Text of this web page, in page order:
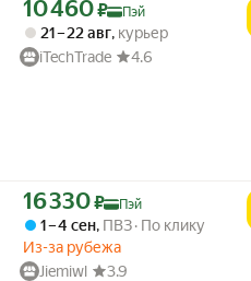
10 460₽ Пэй
21 – 22 авг, курьер
iTechTrade
4.6
Цена с картой Яндекс Пэй 16330 ₽
16 330₽ Пэй
1 – 4 сен, ПВЗ По клику
Из-за рубежа
Jiemiwl
3.9